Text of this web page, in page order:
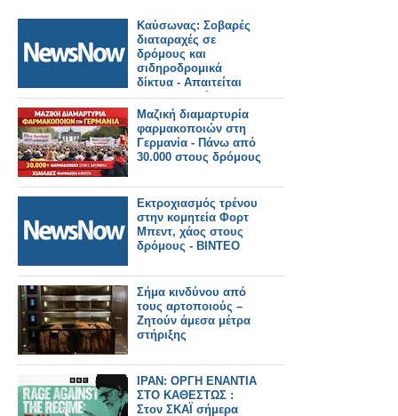
Καύσωνας: Σοβαρές
διαταραχές σε
δρόμους και
σιδηροδρομικά
δίκτυα - Απαιτείται
προσαρμογή στην
κλιματική αλλαγή.
Μαζική διαμαρτυρία
φαρμακοποιών στη
Γερμανία - Πάνω από
30.000 στους δρόμους
Εκτροχιασμός τρένου
στην κομητεία Φορτ
Μπεντ, χάος στους
δρόμους - ΒΙΝΤΕΟ
Σήμα κινδύνου από
τους αρτοποιούς –
Ζητούν άμεσα μέτρα
στήριξης
ΙΡΑΝ: ΟΡΓΗ ΕΝΑΝΤΙΑ
ΣΤΟ ΚΑΘΕΣΤΩΣ :
Στον ΣΚΑΪ σήμερα